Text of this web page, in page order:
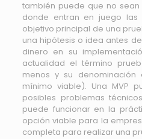
también puede que no
donde entran en juego las
objetivo principal de una
una hipótesis o idea antes
dinero en su
actualidad el término
menos y su denominación
mínimo viable). Una MVP
posibles problemas
puede funcionar en la
opción viable para la
completa para realizar una